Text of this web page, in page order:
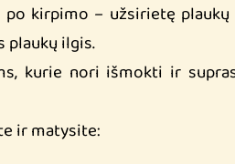
kirpimo – užsirietę
plaukų ilgis.
kurie nori išmokti ir
ir matysite: